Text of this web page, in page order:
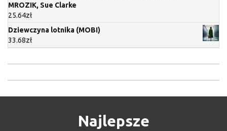
MROZIK, Sue Clarke
25.64zł
Dziewczyna lotnika (MOBI)
33.68zł
Najlepsze